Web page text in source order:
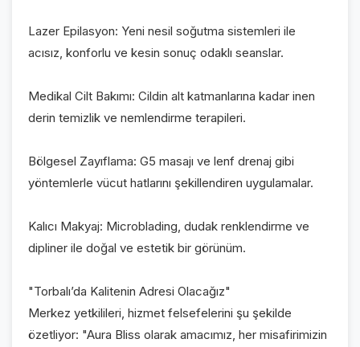
Lazer Epilasyon: Yeni nesil soğutma sistemleri ile
acısız, konforlu ve kesin sonuç odaklı seanslar.
Medikal Cilt Bakımı: Cildin alt katmanlarına kadar inen
derin temizlik ve nemlendirme terapileri.
Bölgesel Zayıflama: G5 masajı ve lenf drenaj gibi
yöntemlerle vücut hatlarını şekillendiren uygulamalar.
Kalıcı Makyaj: Microblading, dudak renklendirme ve
dipliner ile doğal ve estetik bir görünüm.
"Torbalı’da Kalitenin Adresi Olacağız"
Merkez yetkilileri, hizmet felsefelerini şu şekilde
özetliyor: "Aura Bliss olarak amacımız, her misafirimizin